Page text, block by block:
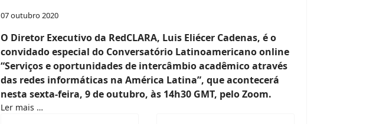
07 outubro 2020
O Diretor Executivo da RedCLARA, Luis Eliécer Cadenas, é o
convidado especial do Conversatório Latinoamericano online
“Serviços e oportunidades de intercâmbio acadêmico através
das redes informáticas na América Latina”, que acontecerá
nesta sexta-feira, 9 de outubro, às 14h30 GMT, pelo Zoom.
Ler mais …